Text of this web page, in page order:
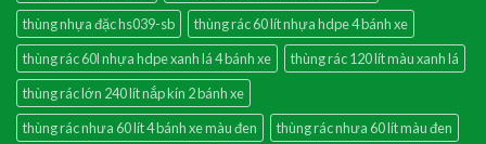
thùng nhựa đặc hs039-sb
thùng rác 60 lít nhựa hdpe 4 bánh xe
thùng rác 60l nhựa hdpe xanh lá 4 bánh xe
thùng rác 120 lít màu xanh lá
thùng rác lớn 240 lít nắp kín 2 bánh xe
thùng rác nhưa 60 lít 4 bánh xe màu đen
thùng rác nhưa 60 lít màu đen